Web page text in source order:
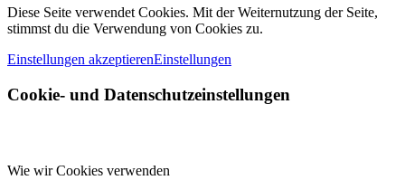
Diese Seite verwendet Cookies. Mit der Weiternutzung der Seite,
stimmst du die Verwendung von Cookies zu.
Einstellungen akzeptierenEinstellungen
Cookie- und Datenschutzeinstellungen
Wie wir Cookies verwenden